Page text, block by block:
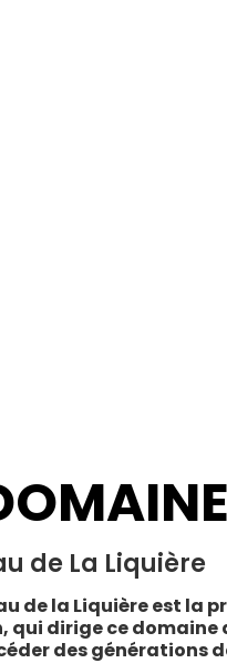
de La Liquière
de la Liquière est la
qui dirige ce domaine
des générations